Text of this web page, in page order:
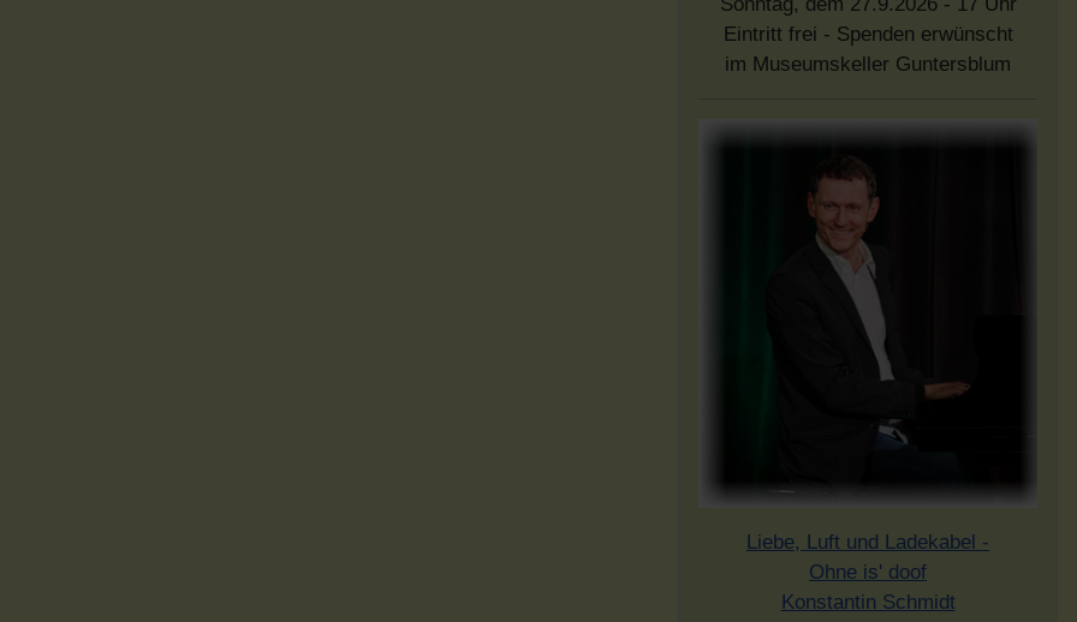
Eintritt frei - Spenden erwünscht
im Museumskeller Guntersblum
Liebe, Luft und Ladekabel -
Ohne is' doof
Konstantin Schmidt